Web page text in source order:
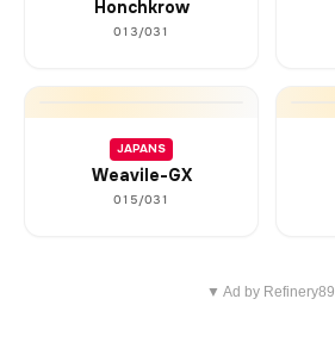
Honchkrow
013/031
JAPANS
Weavile-GX
015/031
▼ Ad by Refinery89